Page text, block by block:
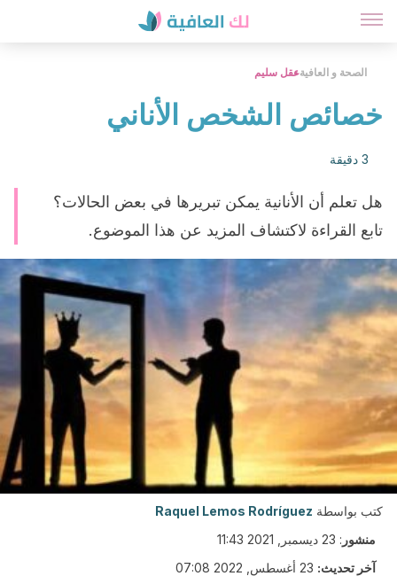
الصحة و العافيةعقل سليم
خصائص الشخص الأناني
3 دقيقة
هل تعلم أن الأنانية يمكن تبريرها في بعض الحالات؟
تابع القراءة لاكتشاف المزيد عن هذا الموضوع.
كتب بواسطة Raquel Lemos Rodríguez
منشور : 23 ديسمبر, 2021 11:43
آخر تحديث: 23 أغسطس, 2022 07:08